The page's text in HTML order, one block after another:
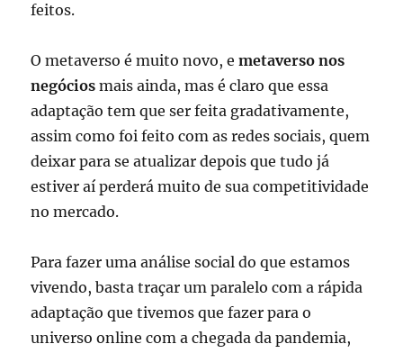
feitos.
O metaverso é muito novo, emetaverso nos
negóciosmais ainda, mas é claro que essa
adaptação tem que ser feita gradativamente,
assim como foi feito com as redes sociais, quem
deixar para se atualizar depois que tudo já
estiver aí perderá muito de sua competitividade
no mercado.
Para fazer uma análise social do que estamos
vivendo, basta traçar um paralelo com a rápida
adaptação que tivemos que fazer para o
universo online com a chegada da pandemia,